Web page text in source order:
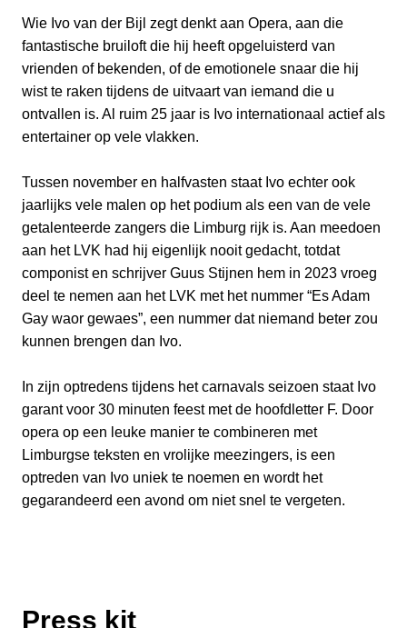
Wie Ivo van der Bijl zegt denkt aan Opera, aan die
fantastische bruiloft die hij heeft opgeluisterd van
vrienden of bekenden, of de emotionele snaar die hij
wist te raken tijdens de uitvaart van iemand die u
ontvallen is. Al ruim 25 jaar is Ivo internationaal actief als
entertainer op vele vlakken.
Tussen november en halfvasten staat Ivo echter ook
jaarlijks vele malen op het podium als een van de vele
getalenteerde zangers die Limburg rijk is. Aan meedoen
aan het LVK had hij eigenlijk nooit gedacht, totdat
componist en schrijver Guus Stijnen hem in 2023 vroeg
deel te nemen aan het LVK met het nummer “Es Adam
Gay waor gewaes”, een nummer dat niemand beter zou
kunnen brengen dan Ivo.
In zijn optredens tijdens het carnavals seizoen staat Ivo
garant voor 30 minuten feest met de hoofdletter F. Door
opera op een leuke manier te combineren met
Limburgse teksten en vrolijke meezingers, is een
optreden van Ivo uniek te noemen en wordt het
gegarandeerd een avond om niet snel te vergeten.
Press kit